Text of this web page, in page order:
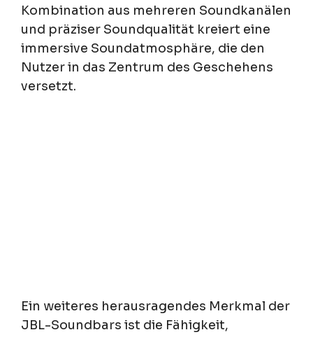
Kombination aus mehreren Soundkanälen
und präziser Soundqualität kreiert eine
immersive Soundatmosphäre, die den
Nutzer in das Zentrum des Geschehens
versetzt.
Ein weiteres herausragendes Merkmal der
JBL-Soundbars ist die Fähigkeit,